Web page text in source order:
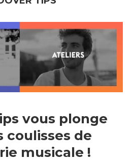
vous plonge
coulisses de
musicale !